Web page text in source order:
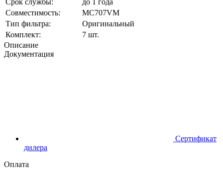
Совместимость:
MC707VM
Тип фильтра:
Оригинальный
Комплект:
7 шт.
Описание
Документация
Сертификат
дилера
Оплата